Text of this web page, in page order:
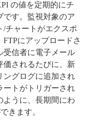
の値を定期的にチ
です。監視対象のア
/チャートがエクスポ
にアップロードさ
受信者に電子メール
価されるたびに、新
ングログに追加され
ートがトリガーされ
ように、長期間にわ
きます。